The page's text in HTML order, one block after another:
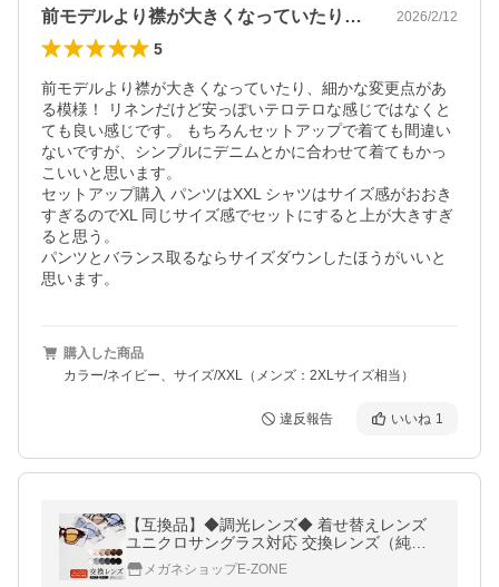
前モデルより襟が大きくなっていたり、細… 2026/2/12
5
前モデルより襟が大きくなっていたり、細かな変更点があ
る模様！ リネンだけど安っぽいテロテロな感じではなくと
ても良い感じです。 もちろんセットアップで着ても間違い
ないですが、シンプルにデニムとかに合わせて着てもかっ
こいいと思います。
セットアップ購入 パンツはXXL シャツはサイズ感がおおき
すぎるのでXL 同じサイズ感でセットにすると上が大きすぎ
ると思う。
パンツとバランス取るならサイズダウンしたほうがいいと
思います。
購入した商品
カラー/ネイビー、サイズ/XXL（メンズ：2XLサイズ相当）
違反報告 いいね 1
【互換品】◆調光レンズ◆ 着せ替えレンズ
ユニクロサングラス対応 交換レンズ（純正
品ではございません）UVカット 度付き 度入
り CP-B
メガネショップE-ZONE